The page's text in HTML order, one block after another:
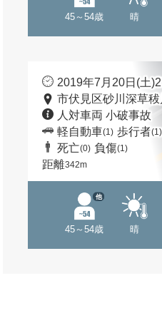
45～54歳 晴
2019年7月20日(土
市伏見区砂川深草
人対車両 小破事故
軽自動車(1) 歩行者(1)
死亡(0) 負傷(1)
距離342m
45～54歳
他
晴